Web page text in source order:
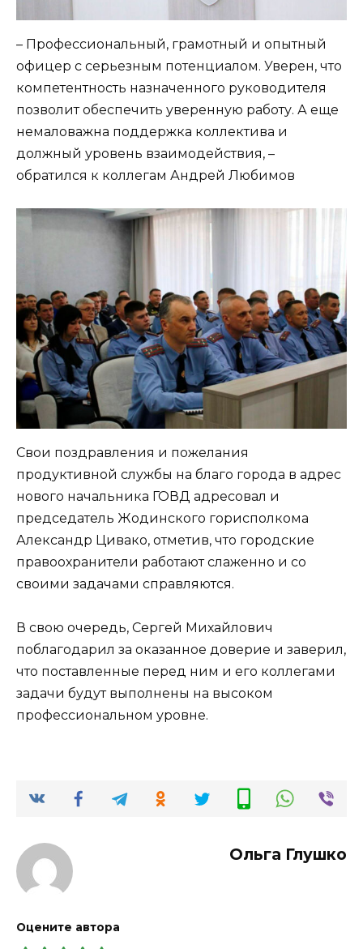
– Профессиональный, грамотный и опытный
офицер с серьезным потенциалом. Уверен, что
компетентность назначенного руководителя
позволит обеспечить уверенную работу. А еще
немаловажна поддержка коллектива и
должный уровень взаимодействия, –
обратился к коллегам Андрей Любимов
Свои поздравления и пожелания
продуктивной службы на благо города в адрес
нового начальника ГОВД адресовал и
председатель Жодинского горисполкома
Александр Цивако, отметив, что городские
правоохранители работают слаженно и со
своими задачами справляются.
В свою очередь, Сергей Михайлович
поблагодарил за оказанное доверие и заверил,
что поставленные перед ним и его коллегами
задачи будут выполнены на высоком
профессиональном уровне.
Ольга Глушко
Оцените автора